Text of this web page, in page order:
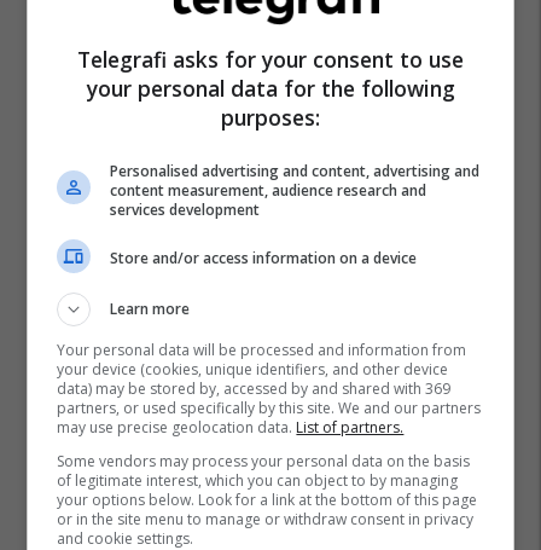
Telegrafi asks for your consent to use
your personal data for the following
purposes:
Personalised advertising and content, advertising and
content measurement, audience research and
services development
Store and/or access information on a device
Learn more
Your personal data will be processed and information from
your device (cookies, unique identifiers, and other device
data) may be stored by, accessed by and shared with 369
partners, or used specifically by this site. We and our partners
may use precise geolocation data. List of partners.
Some vendors may process your personal data on the basis
of legitimate interest, which you can object to by managing
your options below. Look for a link at the bottom of this page
or in the site menu to manage or withdraw consent in privacy
and cookie settings.